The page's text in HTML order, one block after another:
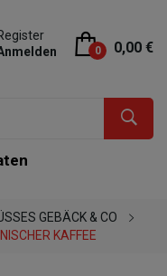
0 0,00 €
GEBÄCK & CO
KAFFEE